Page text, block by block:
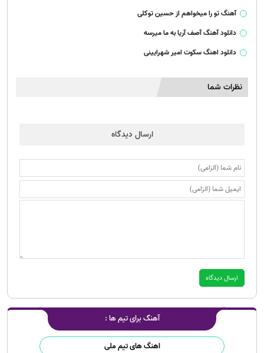
آهنگ برای تیم ها :
اهنگ های تیم ملی
آهنگ تو را میخواهم از حسین توکلی
دانلود آهنگ آصف آریا به ما میرسه
دانلود اهنگ سکوت امیر شهرایینی
نظرات شما
ارسال دیدگاه